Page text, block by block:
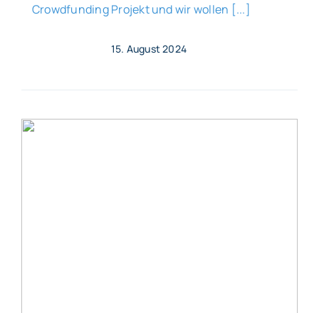
Crowdfunding Projekt und wir wollen [...]
15. August 2024